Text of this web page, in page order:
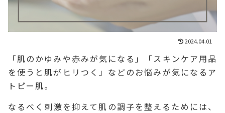
2024.04.01
「肌のかゆみや赤みが気になる」「スキンケア用品
を使うと肌がヒリつく」などのお悩みが気になるア
トピー肌。
なるべく刺激を抑えて肌の調子を整えるためには、